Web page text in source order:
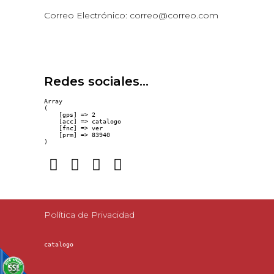
Correo Electrónico: correo@correo.com
Redes sociales...
Array
(
    [gps] => 2
    [acc] => catalogo
    [fnc] => ver
    [prm] => 83940
Política de Privacidad
catalogo